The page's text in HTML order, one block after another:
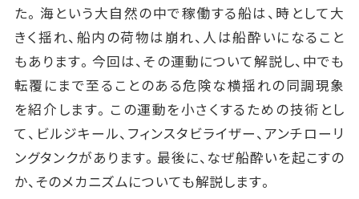
た。海という大自然の中で稼働する船は、時として大
きく揺れ、船内の荷物は崩れ、人は船酔いになること
もあります。今回は、その運動について解説し、中でも
転覆にまで至ることのある危険な横揺れの同調現象
を紹介します。この運動を小さくするための技術とし
て、ビルジキール、フィンスタビライザー、アンチローリ
ングタンクがあります。最後に、なぜ船酔いを起こすの
か、そのメカニズムについても解説します。